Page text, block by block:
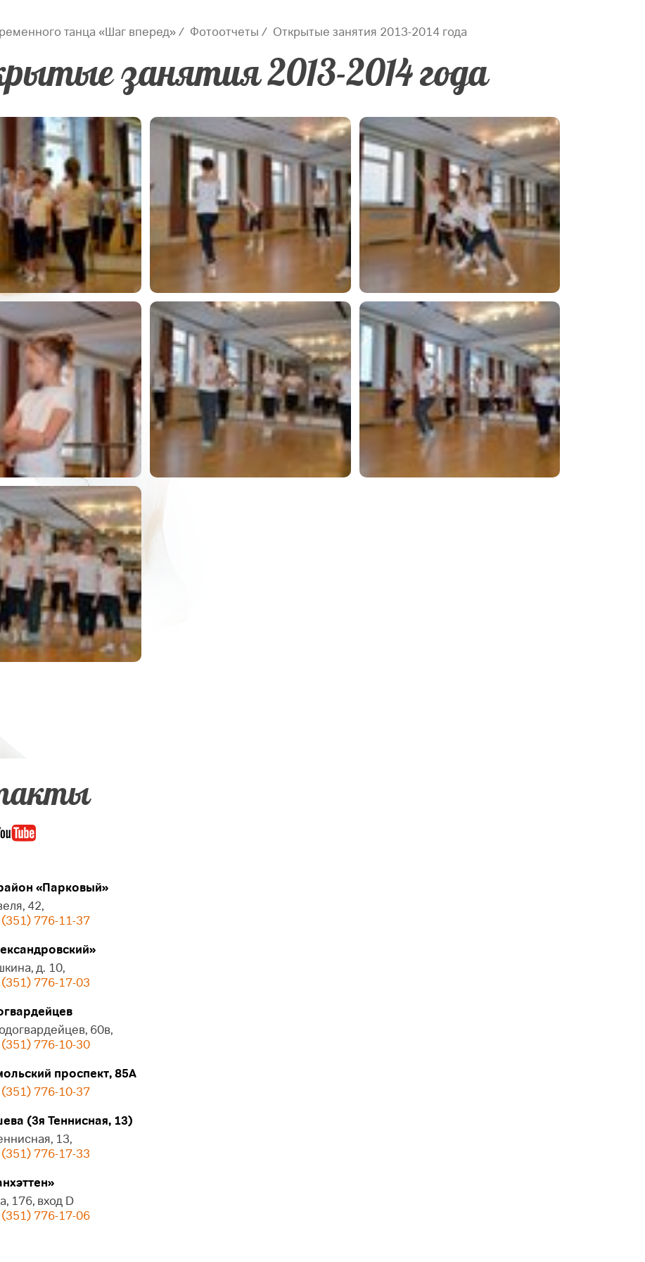
танца «Шаг вперед» Фотоотчеты Открытые занятия 2013-2014 года
занятия 2013-2014 года
«Парковый»
42,
776-11-37
д. 10,
776-17-03
60в,
776-10-30
проспект, 85А
776-10-37
(3я Теннисная, 13)
13,
776-17-33
176, вход D
776-17-06